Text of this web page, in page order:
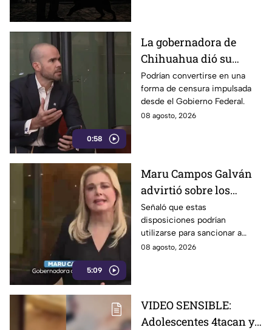
0:58
La gobernadora de
Chihuahua dió su
postura sobre los
nuevos lineamientos
que podría afectar la
libertad de expresión
Podrían convertirse en una
forma de censura impulsada
desde el Gobierno Federal.
08 agosto, 2026
5:09
Maru Campos Galván
advirtió sobre los
riesgos de los nuevos
lineamientos para la
libertad de expresión
Señaló que estas
disposiciones podrían
utilizarse para sancionar a
medios y periodistas críticos
08 agosto, 2026
VIDEO SENSIBLE:
Adolescentes 4tacan y